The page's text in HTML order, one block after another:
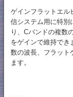
ゲインフラットエル
信システム用に特別
り、Cバンドの複数
をゲインで維持でき
数の波長、フラット
ます。